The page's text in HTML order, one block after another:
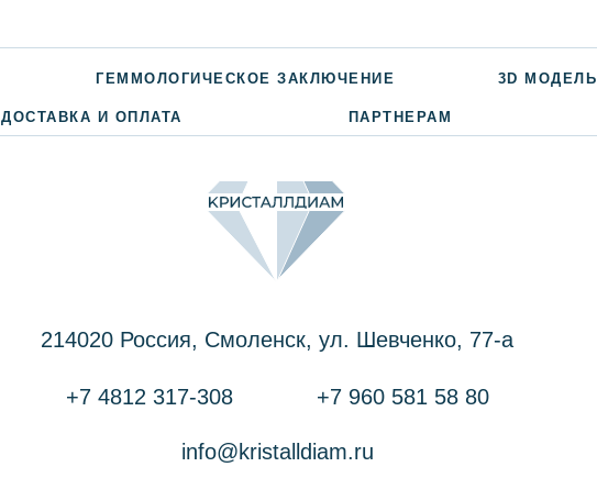
info@kristalldiam.ru
214020 Россия, Смоленск, ул. Шевченко, 77-a
+7 4812 317-308 +7 960 581 58 80
ДОСТАВКА И ОПЛАТА ПАРТНЕРАМ
3D МОДЕЛЬ
ГЕММОЛОГИЧЕСКОЕ ЗАКЛЮЧЕНИЕ